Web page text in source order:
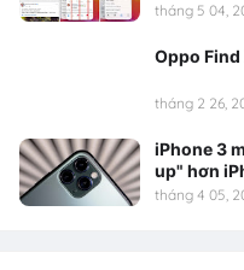
tháng 5 04,
Oppo Find
tháng 2 26,
iPhone 3
up" hơn
tháng 4 05,